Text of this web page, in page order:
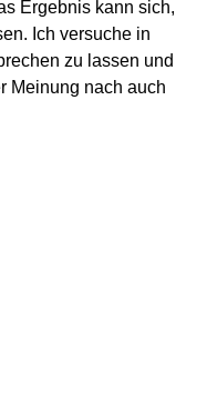
Ergebnis kann sich,
Ich versuche in
zu lassen und
Meinung nach auch